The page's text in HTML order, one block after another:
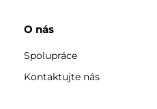
O nás
Spolupráce
Kontaktujte nás